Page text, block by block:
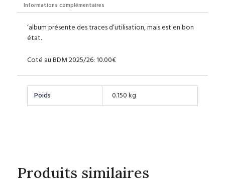
Informations complémentaires
‘album présente des traces d’utilisation, mais est en bon
état.
Coté au BDM 2025/26: 10.00€
Poids 0.150 kg
Produits similaires